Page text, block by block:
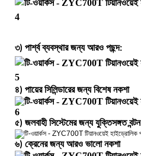
৩) পার্শ্ব ব্যবস্থার জন্য আরও পছন্দ:
৪) পায়ের সিলিন্ডারের জন্য বিশেষ নকশা
৫) জলবাহী সিস্টেমের জন্য যুক্তিসঙ্গত বন্টন
৬) ক্রেনের জন্য আরও ভালো নকশা